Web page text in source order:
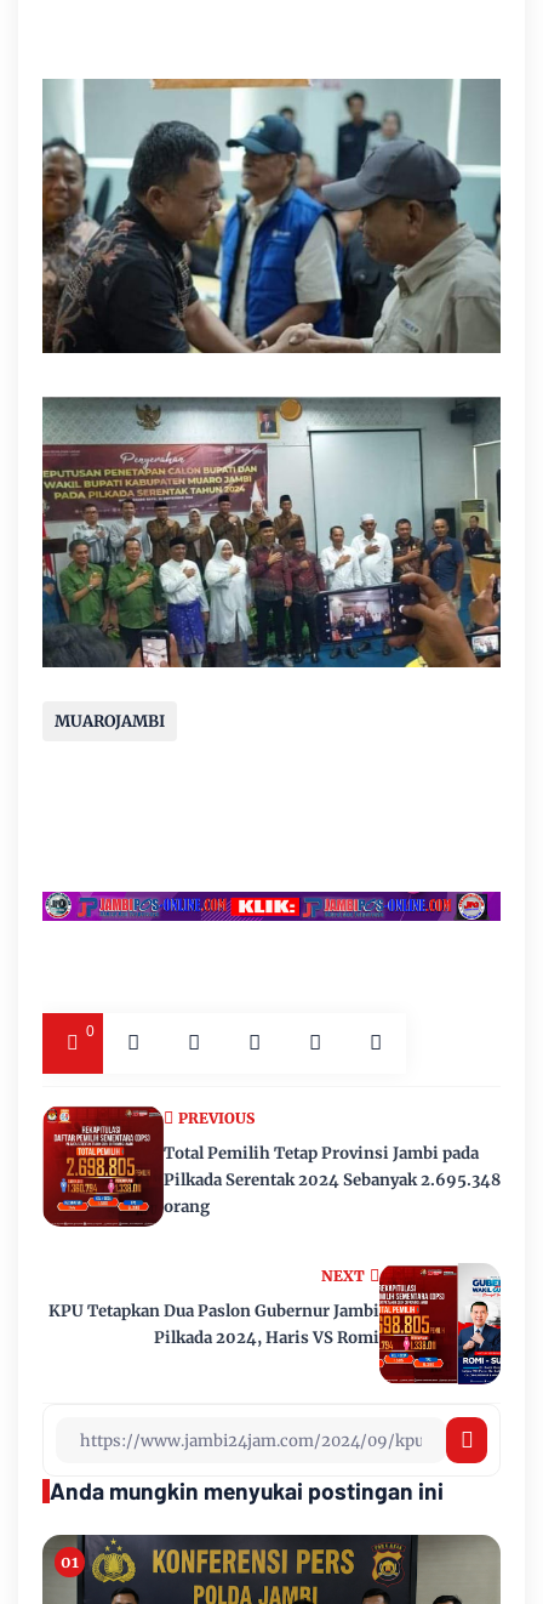
MUAROJAMBI
0
NEXT
KPU Tetapkan Dua Paslon Gubernur Jambi
Pilkada 2024, Haris VS Romi
PREVIOUS
Total Pemilih Tetap Provinsi Jambi pada
Pilkada Serentak 2024 Sebanyak 2.695.348
orang
Anda mungkin menyukai postingan ini